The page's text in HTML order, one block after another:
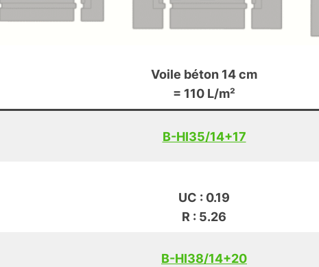
Voile béton 14 cm
= 110 L/m²
B-HI35/14+17
UC : 0.19
R : 5.26
B-HI38/14+20